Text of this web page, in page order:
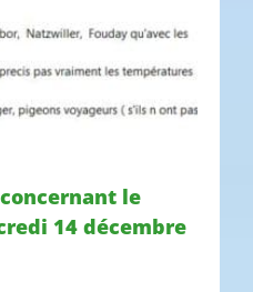
concernant
le
14 décembre